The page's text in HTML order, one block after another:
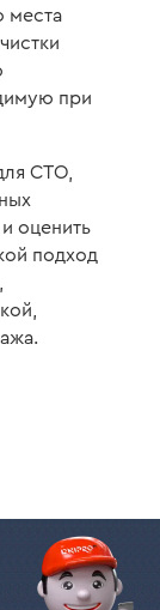
места
при
СТО,
оценить
подход